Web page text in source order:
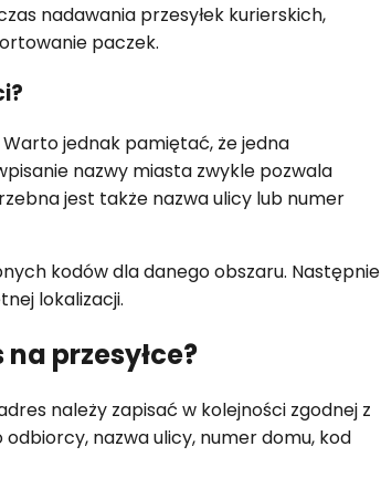
nadawania przesyłek kurierskich,
paczek.
jednak pamiętać, że jedna
nazwy miasta zwykle pozwala
jest także nazwa ulicy lub numer
kodów dla danego obszaru. Następnie
lokalizacji.
przesyłce?
należy zapisać w kolejności zgodnej z
nazwa ulicy, numer domu, kod